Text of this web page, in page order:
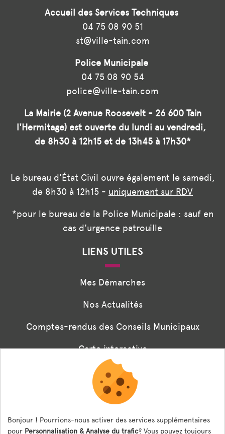
Accueil des Services Techniques
04 75 08 90 51
st@ville-tain.com
Police Municipale
04 75 08 90 54
police@ville-tain.com
La Mairie (2 Avenue Roosevelt - 26 600 Tain
l'Hermitage) est ouverte du lundi au vendredi,
de 8h30 à 12h15 et de 13h45 à 17h30*
Le bureau d'État Civil ouvre également le samedi,
de 8h30 à 12h15 - uniquement sur RDV
*pour le bureau de la Police Municipale : sauf en
cas d'urgence patrouille
LIENS UTILES
Mes Démarches
Nos Actualités
Comptes-rendus des Conseils Municipaux
Carte interactive
Associations
Formulaire panneaux digitaux
Les menus de la cantine
Bonjour ! Pourrions-nous activer des services supplémentaires
pour Personnalisation & Analyse du trafic? Vous pouvez toujours